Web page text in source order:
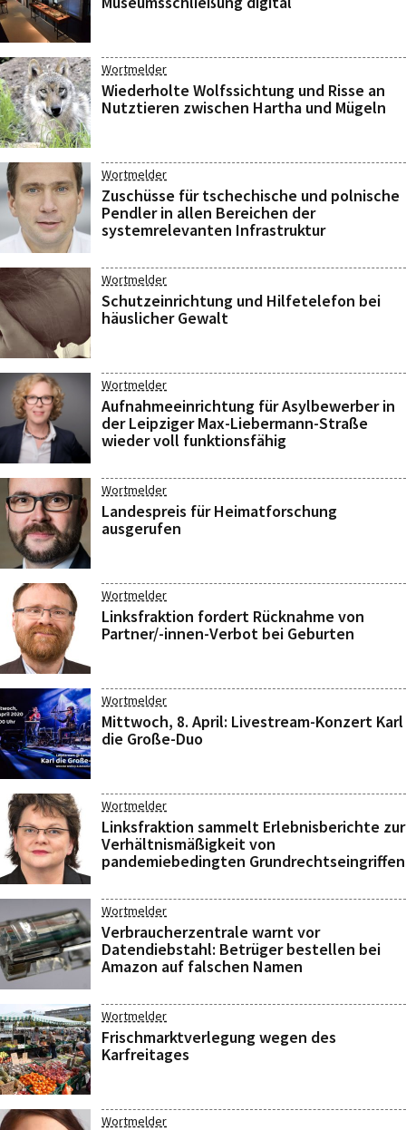
Wortmelder
Wiederholte Wolfssichtung und Risse an
Nutztieren zwischen Hartha und Mügeln
Wortmelder
Zuschüsse für tschechische und polnische
Pendler in allen Bereichen der
systemrelevanten Infrastruktur
Wortmelder
Schutzeinrichtung und Hilfetelefon bei
häuslicher Gewalt
Wortmelder
Aufnahmeeinrichtung für Asylbewerber in
der Leipziger Max-Liebermann-Straße
wieder voll funktionsfähig
Wortmelder
Landespreis für Heimatforschung
ausgerufen
Wortmelder
Linksfraktion fordert Rücknahme von
Partner/-innen-Verbot bei Geburten
Wortmelder
Mittwoch, 8. April: Livestream-Konzert Karl
die Große-Duo
Wortmelder
Linksfraktion sammelt Erlebnisberichte zur
Verhältnismäßigkeit von
pandemiebedingten Grundrechtseingriffen
Wortmelder
Verbraucherzentrale warnt vor
Datendiebstahl: Betrüger bestellen bei
Amazon auf falschen Namen
Wortmelder
Frischmarktverlegung wegen des
Karfreitages
Wortmelder